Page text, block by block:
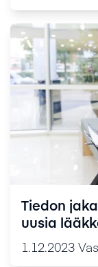
Tiedon
uusia
1.12.2023